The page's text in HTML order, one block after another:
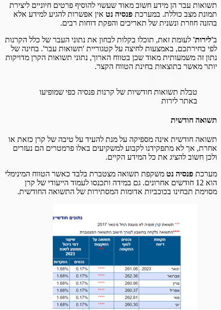
תשואות עבר הן מידע חשוב מאוד שעשוי להוסיף פרטים חיוניים ליצירת
תמונת מצב כוללת. במערכת פנסיה נט אין אפשרות להגיע למידע אלא
בהזנה חוזרת ונשנית של תאריכים והפקת דוחות רבים.
ב'לירות' לעומת זאת, תוכלו בקלות לבחון את נתוני העבר של כלל הקרנות
לפי בחירתכם, באמצעות לחיצה על קטגוריית 'תשואות עבר'. בחינה של
נתון זה משמעותית מאוד שכן בטווח הארוך, נתוני תשואות הקרן מדויקות
יותר מאשר בתוצאות בחינת הטווח הקצר.
טבלת תשואות חודשיות של קרנות פנסיה כפי שמופיעו
באתר לירות
תשואה חודשית
תשואה חודשית אינה מספיקה על מנת להעיד על טיבה של קרן כזאת או
אחרת, אך לא מתפקידנו לקבוע למשקיעים באלו פרמטרים הם נעזרים
ולכן חשוב להציג את כל המידע הקיים.
מערכת פנסיה נט משקפת תשואה מצטברת בלבד כאשר הטווח המינימלי
הוא 12 חודשים אחרונים. גם במידה ותכנסו לעמוד הייעודי של קרן
מסוימת תבחינו בכוכביות אדומות המסתירות של התשואה החודשית.